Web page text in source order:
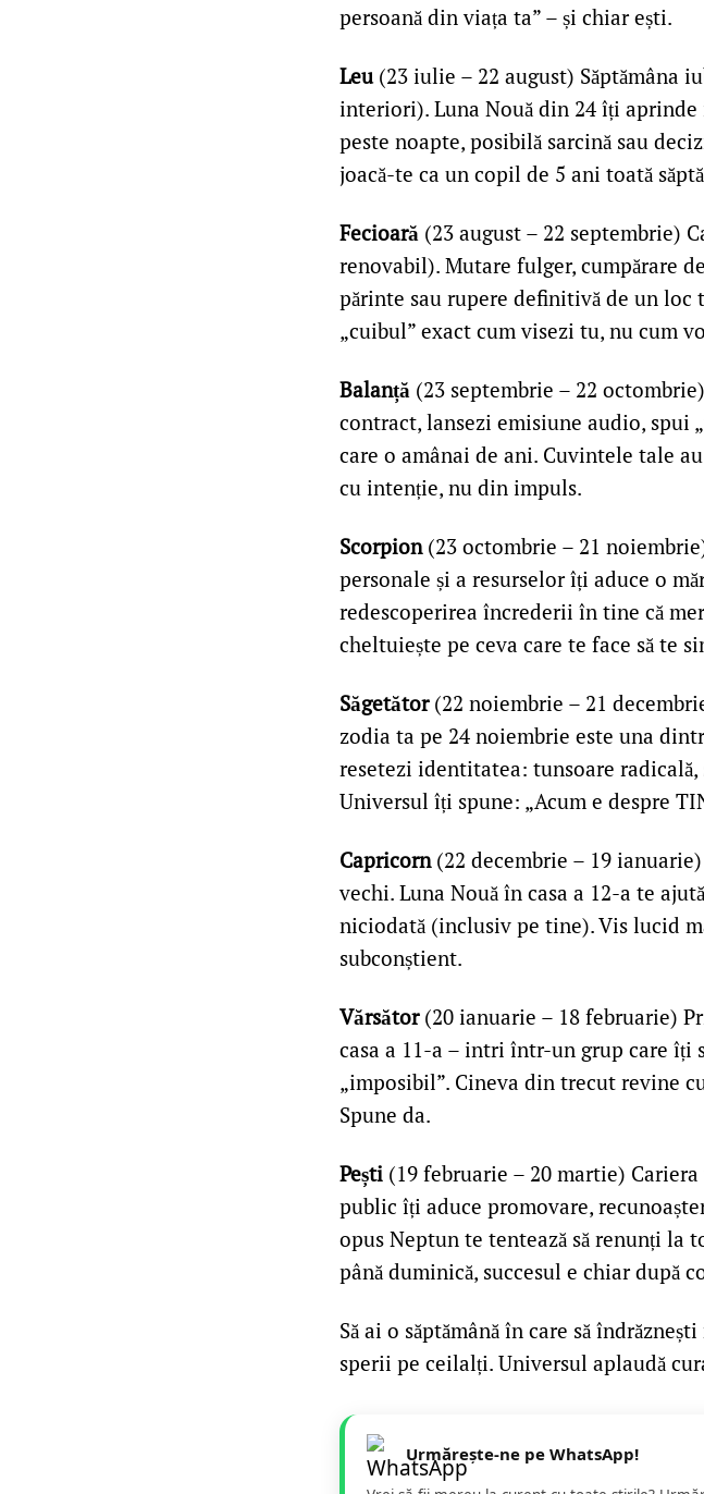
persoană din viața ta” – și chiar ești.
Leu(23 iulie – 22 august) Săptămâna
interiori). Luna Nouă din 24 îți
peste noapte, posibilă sarcină sau
joacă-te ca un copil de 5 ani toată
Fecioară (23 august – 22 septembrie)
renovabil). Mutare fulger, cumpărare
părinte sau rupere definitivă de un loc
„cuibul” exact cum visezi tu, nu cum
Balanță (23 septembrie – 22
contract, lansezi emisiune audio, spui
care o amânai de ani. Cuvintele tale
cu intenție, nu din impuls.
Scorpion(23 octombrie – 21
personale și a resurselor îți aduce o
redescoperirea încrederii în tine că
cheltuiește pe ceva care te face să te
Săgetător(22 noiembrie – 21
zodia ta pe 24 noiembrie este una
resetezi identitatea: tunsoare
Universul îți spune: „Acum e despre
Capricorn(22 decembrie – 19
vechi. Luna Nouă în casa a 12-a te
niciodată (inclusiv pe tine). Vis lucid
subconștient.
Vărsător(20 ianuarie – 18 februarie)
casa a 11-a – intri într-un grup care îți
„imposibil”. Cineva din trecut revine
Spune da.
Pești (19 februarie – 20 martie) Cariera
public îți aduce promovare,
opus Neptun te tentează să renunți la
până duminică, succesul e chiar după
Să ai o săptămână în care să
sperii pe ceilalți. Universul aplaudă
Urmărește-ne pe WhatsApp!